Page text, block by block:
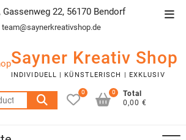
22, 56170 Bendorf
team@saynerkreativshop.de
Sayner Kreativ Shop
INDIVIDUELL | KÜNSTLERISCH | EXKLUSIV
Search
for:
0
Total
0,00 €
0